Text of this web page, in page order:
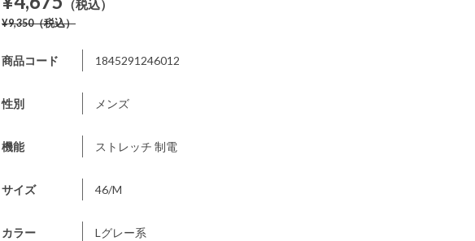
（税込）
¥9,350（税込）
商品コード 1845291246012
性別 メンズ
機能 ストレッチ 制電
サイズ 46/M
カラー Lグレー系